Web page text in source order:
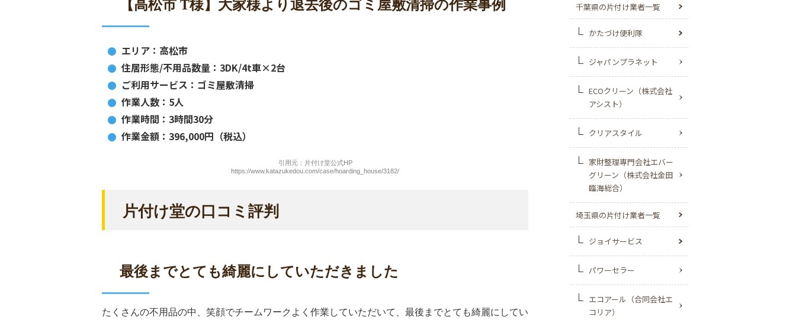
【高松市 T様】大家様より退去後のゴミ屋敷清掃の作業事例
エリア：高松市
住居形態/不用品数量：3DK/4t車×2台
ご利用サービス：ゴミ屋敷清掃
作業人数：5人
作業時間：3時間30分
作業金額：396,000円（税込）
引用元：片付け堂公式HP
https://www.katazukedou.com/case/hoarding_house/3182/
片付け堂の口コミ評判
最後までとても綺麗にしていただきました
たくさんの不用品の中、笑顔でチームワークよく作業していただいて、最後までとても綺麗にしてい
千葉県の片付け業者一覧
かたづけ便利隊
ジャパンプラネット
ECOクリーン（株式会社
アシスト）
クリアスタイル
家財整理専門会社エバー
グリーン（株式会社金田
臨海総合）
埼玉県の片付け業者一覧
ジョイサービス
パワーセラー
エコアール（合同会社エ
コリア）